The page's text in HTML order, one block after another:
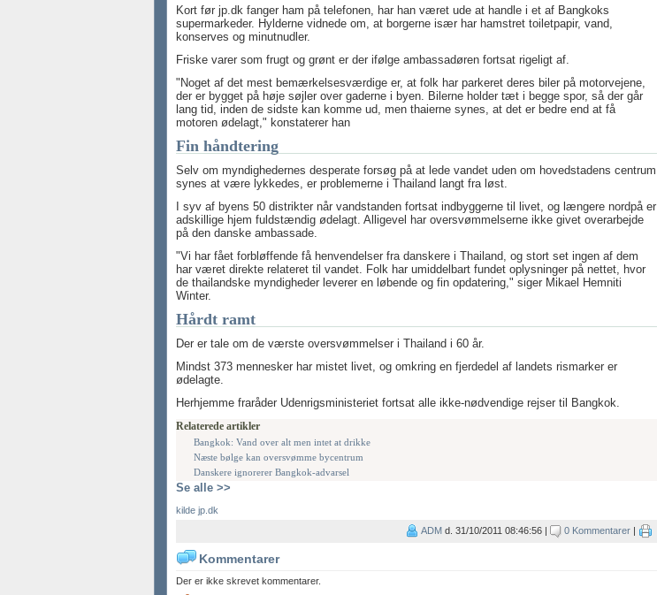
Kort før jp.dk fanger ham på telefonen, har han været ude at handle i et af Bangkoks
supermarkeder. Hylderne vidnede om, at borgerne især har hamstret toiletpapir, vand,
konserves og minutnudler.
Friske varer som frugt og grønt er der ifølge ambassadøren fortsat rigeligt af.
"Noget af det mest bemærkelsesværdige er, at folk har parkeret deres biler på motorvejene,
der er bygget på høje søjler over gaderne i byen. Bilerne holder tæt i begge spor, så der går
lang tid, inden de sidste kan komme ud, men thaierne synes, at det er bedre end at få
motoren ødelagt," konstaterer han
Fin håndtering
Selv om myndighedernes desperate forsøg på at lede vandet uden om hovedstadens centrum
synes at være lykkedes, er problemerne i Thailand langt fra løst.
I syv af byens 50 distrikter når vandstanden fortsat indbyggerne til livet, og længere nordpå er
adskillige hjem fuldstændig ødelagt. Alligevel har oversvømmelserne ikke givet overarbejde
på den danske ambassade.
"Vi har fået forbløffende få henvendelser fra danskere i Thailand, og stort set ingen af dem
har været direkte relateret til vandet. Folk har umiddelbart fundet oplysninger på nettet, hvor
de thailandske myndigheder leverer en løbende og fin opdatering," siger Mikael Hemniti
Winter.
Hårdt ramt
Der er tale om de værste oversvømmelser i Thailand i 60 år.
Mindst 373 mennesker har mistet livet, og omkring en fjerdedel af landets rismarker er
ødelagte.
Herhjemme fraråder Udenrigsministeriet fortsat alle ikke-nødvendige rejser til Bangkok.
Relaterede artikler
Bangkok: Vand over alt men intet at drikke
Næste bølge kan oversvømme bycentrum
Danskere ignorerer Bangkok-advarsel
Se alle >>
kilde jp.dk
ADM d. 31/10/2011 08:46:56 | 0 Kommentarer |
Kommentarer
Der er ikke skrevet kommentarer.